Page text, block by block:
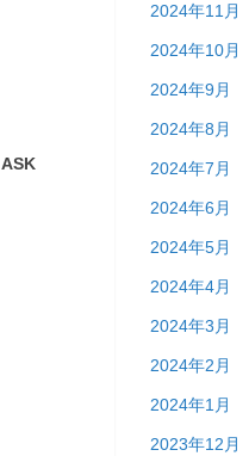
ASK
2024年11月
2024年10月
2024年9月
2024年8月
2024年7月
2024年6月
2024年5月
2024年4月
2024年3月
2024年2月
2024年1月
2023年12月